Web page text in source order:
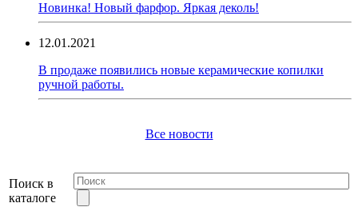
Новинка! Новый фарфор. Яркая деколь!
12.01.2021
В продаже появились новые керамические копилки
ручной работы.
Все новости
Поиск в
каталоге